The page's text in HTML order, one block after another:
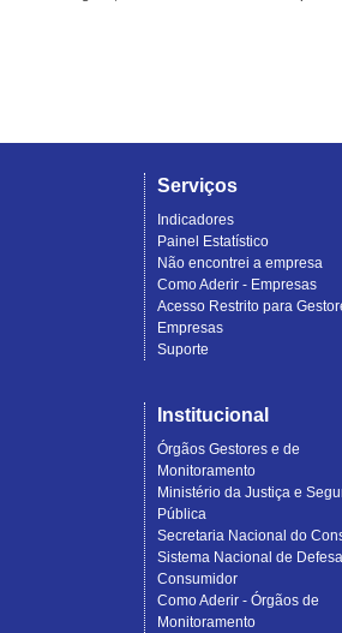
Serviços
Indicadores
Painel Estatístico
Não encontrei a empresa
Como Aderir - Empresas
Acesso Restrito para
Empresas
Suporte
Institucional
Órgãos Gestores e de
Monitoramento
Ministério da Justiça e
Pública
Secretaria Nacional do
Sistema Nacional de
Consumidor
Como Aderir - Órgãos de
Monitoramento